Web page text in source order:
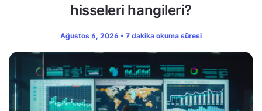
hisseleri hangileri?
Ağustos 6, 2026 • 7 dakika okuma süresi